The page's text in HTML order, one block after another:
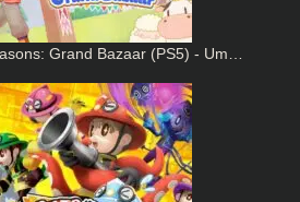
Grand Bazaar (PS5) - Um…